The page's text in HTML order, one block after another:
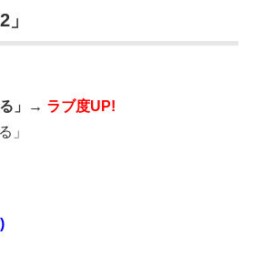
る」→ ラブ度UP!
」